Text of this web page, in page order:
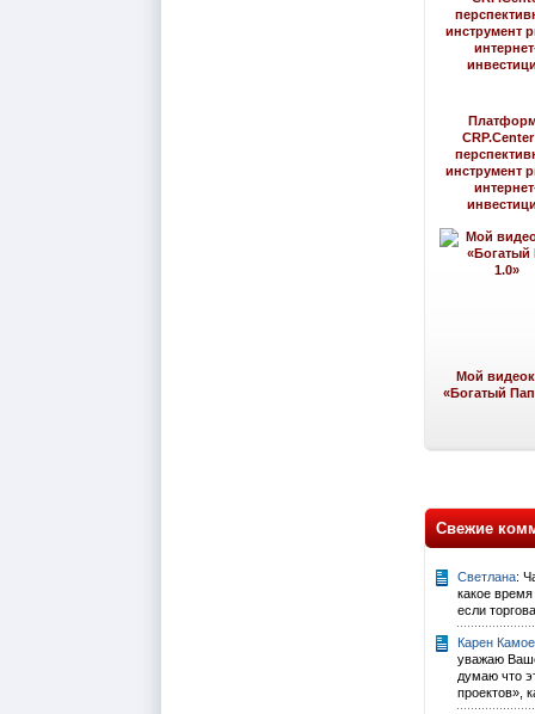
инструмент
Мой
«Богатый
Свежие
Светлана:
какое
если
Карен
уважаю
думаю что
проектов»,